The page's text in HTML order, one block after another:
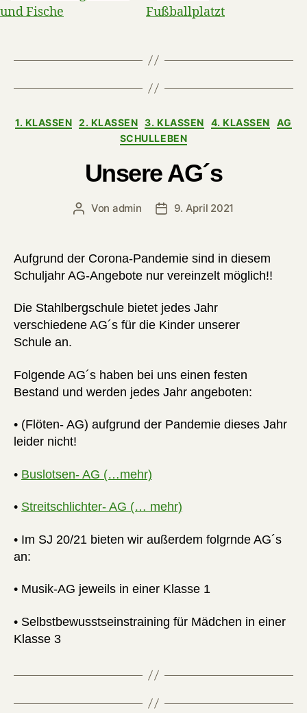
Kategorien
1. KLASSEN 2. KLASSEN 3. KLASSEN 4. KLASSEN
AG
SCHULLEBEN
Unsere AG´s
Beitragsautor
Von admin Veröffentlichungsdatum
9. April 2021
Aufgrund der Corona-Pandemie sind in diesem
Schuljahr AG-Angebote nur vereinzelt möglich!!
Die Stahlbergschule bietet jedes Jahr
verschiedene AG´s für die Kinder unserer
Schule an.
Folgende AG´s haben bei uns einen festen
Bestand und werden jedes Jahr angeboten:
• (Flöten- AG) aufgrund der Pandemie dieses Jahr
leider nicht!
• Buslotsen- AG (…mehr)
• Streitschlichter- AG (… mehr)
• Im SJ 20/21 bieten wir außerdem folgrnde AG´s
an:
• Musik-AG jeweils in einer Klasse 1
• Selbstbewusstseinstraining für Mädchen in einer
Klasse 3